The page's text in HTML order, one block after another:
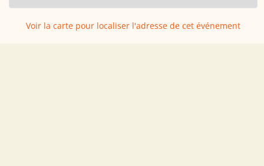
Voir la carte pour localiser l'adresse de cet événement